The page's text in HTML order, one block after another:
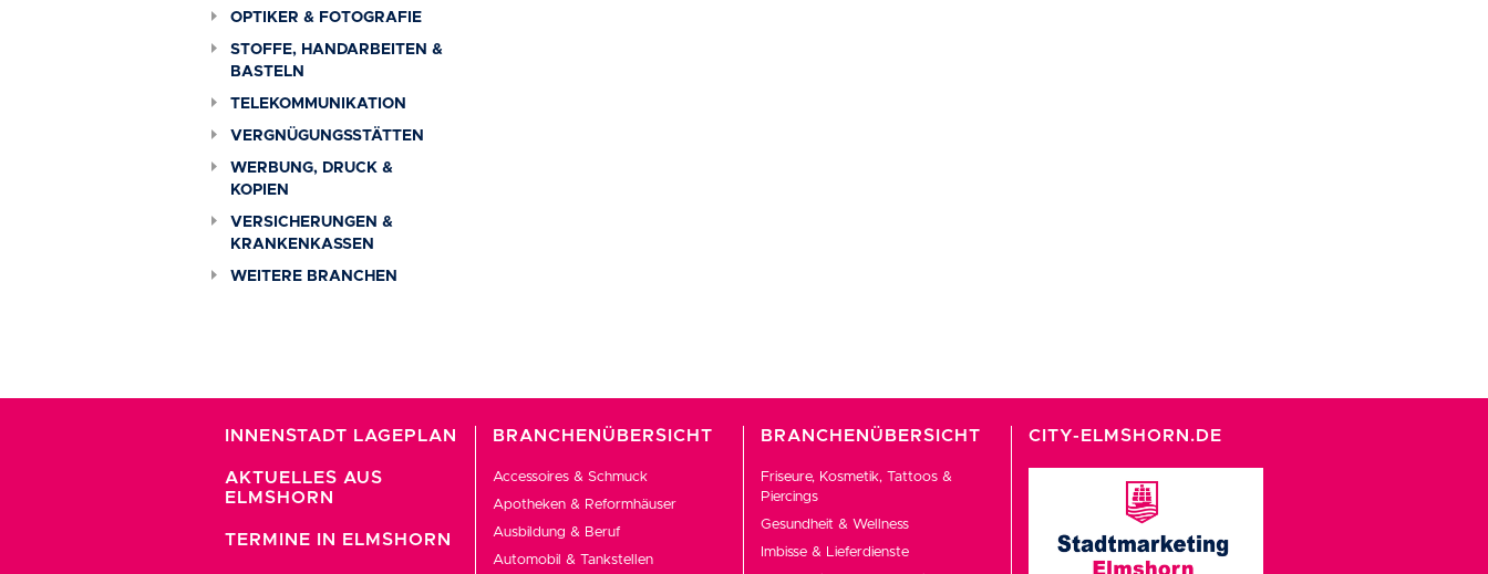
OPTIKER & FOTOGRAFIE
STOFFE, HANDARBEITEN &
BASTELN
TELEKOMMUNIKATION
VERGNÜGUNGSSTÄTTEN
WERBUNG, DRUCK &
KOPIEN
VERSICHERUNGEN &
KRANKENKASSEN
WEITERE BRANCHEN
INNENSTADT LAGEPLAN
AKTUELLES AUS
ELMSHORN
TERMINE IN ELMSHORN
BRANCHENÜBERSICHT
Accessoires & Schmuck
Apotheken & Reformhäuser
Ausbildung & Beruf
Automobil & Tankstellen
BRANCHENÜBERSICHT
Friseure, Kosmetik, Tattoos &
Piercings
Gesundheit & Wellness
Imbisse & Lieferdienste
CITY-ELMSHORN.DE